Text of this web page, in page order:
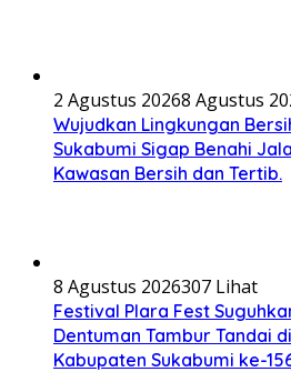
2 Agustus 20268 Agustus
Wujudkan Lingkungan
Sukabumi Sigap Benahi
Kawasan Bersih dan Tertib.
8 Agustus 2026307 Lihat
Festival Plara Fest
Dentuman Tambur Tandai
Kabupaten Sukabumi ke-